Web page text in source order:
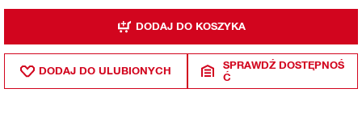
DODAJ DO KOSZYKA
DODAJ DO ULUBIONYCH
SPRAWDŹ DOSTĘPNOŚ
Ć